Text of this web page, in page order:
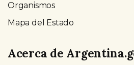
Organismos
Mapa del Estado
Acerca de